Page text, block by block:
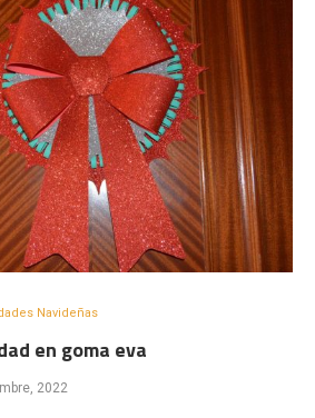
Navideñas
en goma eva
2022